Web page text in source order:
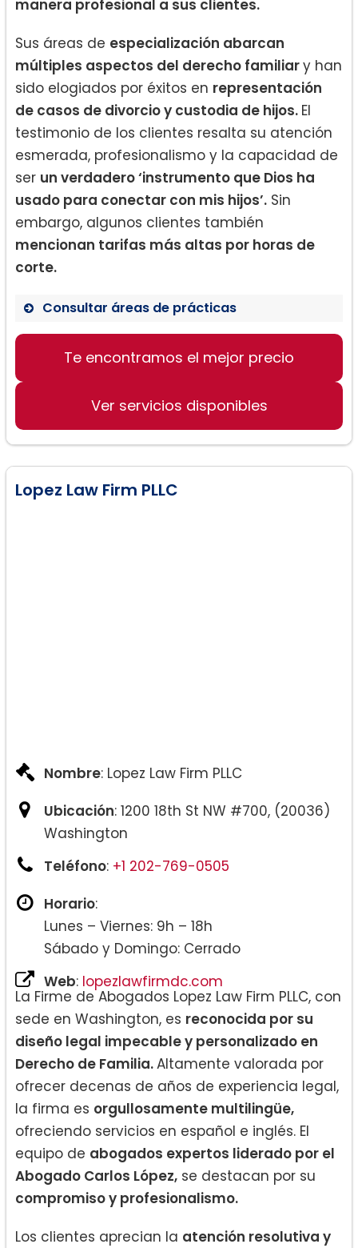
manera profesional a sus clientes.
Sus áreas de especialización abarcan
múltiples aspectos del derecho familiary han
sido elogiados por éxitos en representación
de casos de divorcio y custodia de hijos. El
testimonio de los clientes resalta su atención
esmerada, profesionalismo y la capacidad de
ser un verdadero ‘instrumento que Dios ha
usado para conectar con mis hijos’. Sin
embargo, algunos clientes también
mencionan tarifas más altas por horas de
corte.
Consultar áreas de prácticas
Divorcio y Separación
Manutención de hijos y cónyuge
Te encontramos el mejor precio
Ver servicios disponibles
Lopez Law Firm PLLC
Nombre: Lopez Law Firm PLLC
Ubicación: 1200 18th St NW #700, (20036)
Washington
Teléfono: +1 202-769-0505
Horario:
Lunes – Viernes: 9h – 18h
Sábado y Domingo: Cerrado
Web: lopezlawfirmdc.com
La Firme de Abogados Lopez Law Firm PLLC, con
sede en Washington, es reconocida por su
diseño legal impecable y personalizado en
Derecho de Familia.Altamente valorada por
ofrecer decenas de años de experiencia legal,
la firma es orgullosamente multilingüe,
ofreciendo servicios en español e inglés. El
equipo de abogados expertos liderado por el
Abogado Carlos López, se destacan por su
compromiso y profesionalismo.
Los clientes aprecian la atención resolutiva y